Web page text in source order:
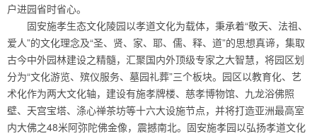
户进园省时省心。
固安施孝生态文化陵园以孝道文化为载体，秉承着“敬天、法祖、
爱人”的文化理念及“圣、贤、家、耶、儒、释、道”的思想真谛，集取
古今中外园林建设之精髓，汇聚国内外顶级专家之大智慧，将园区划
分为“文化游览、殡仪服务、墓园礼葬”三个板块。园区以教育化、艺
术化作为两大文化轴，建设有施孝牌楼、慈孝博物馆、九龙浴佛照
壁、天宫宝塔、涤心禅茶坊等十六大设施节点，并将打造亚洲最高室
内大佛之48米阿弥陀佛金像，震撼南北。固安施孝园以弘扬孝道文化